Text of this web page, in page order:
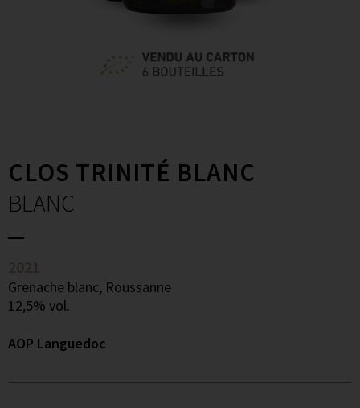
CLOS TRINITÉ BLANC
BLANC
2021
Grenache blanc, Roussanne
12,5% vol.
AOP Languedoc